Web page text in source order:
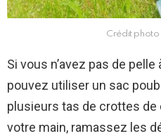
Crédit
Si vous n’avez pas de
pouvez utiliser un sac
plusieurs tas de crottes
votre main, ramassez les